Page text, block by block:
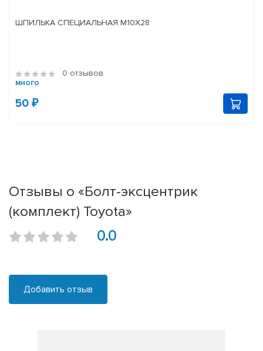
ШПИЛЬКА СПЕЦИАЛЬНАЯ М10Х28
0 отзывов
много
50 ₽
Отзывы о «Болт-эксцентрик
(комплект) Toyota»
0.0
Добавить отзыв